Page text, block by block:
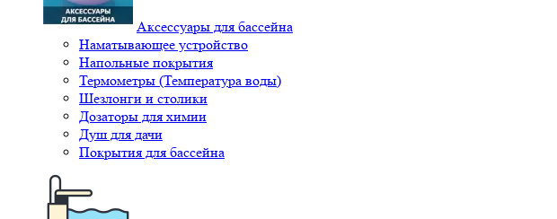
Аксессуары для бассейна
Наматывающее устройство
Напольные покрытия
Термометры (Температура воды)
Шезлонги и столики
Дозаторы для химии
Душ для дачи
Покрытия для бассейна